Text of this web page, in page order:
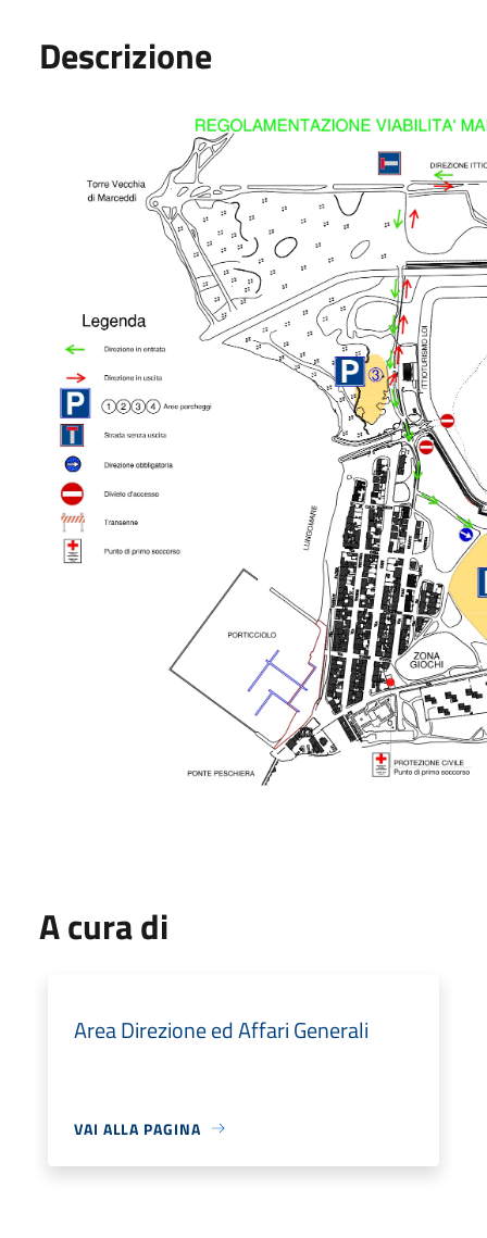
Descrizione
A cura di
Area Direzione ed Affari Generali
VAI ALLA PAGINA